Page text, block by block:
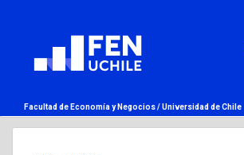
Facultad de Economía y Negocios /Universidad de Chile